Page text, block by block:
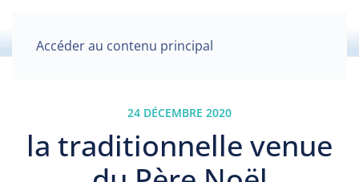
Accéder au contenu principal
24 DÉCEMBRE 2020
la traditionnelle venue